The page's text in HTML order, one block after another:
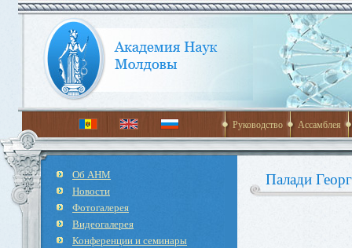
Руководство Ассамблея
Об АНМ
Новости
Фотогалерея
Видеогалерея
Конференции и семинары
Палади